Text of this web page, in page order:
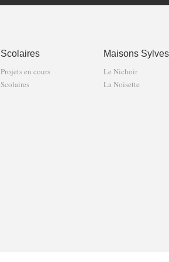
Scolaires
Projets en cours
Scolaires
Maisons
Le Nichoir
La Noisette